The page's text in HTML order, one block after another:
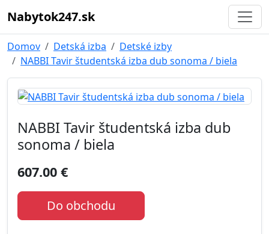
Nabytok247.sk
Domov Detská izba
Detské izby
NABBI Tavir študentská izba dub sonoma / biela
NABBI Tavir študentská izba dub
sonoma / biela
607.00 €
Do obchodu